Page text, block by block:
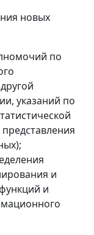
новых
по
указаний по
и
и